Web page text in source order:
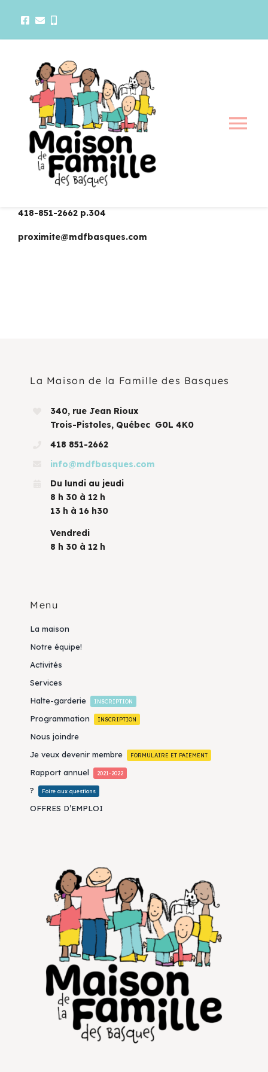
La maison
Activités
OFFRES D’EMPLOI
418-851-2662 p.304
proximite@mdfbasques.com
La Maison de la Famille des Basques
340, rue Jean Rioux
Trois-Pistoles, Québec G0L 4K0
418 851-2662
info@mdfbasques.com
Du lundi au jeudi
8 h 30 à 12 h
13 h à 16 h30
Vendredi
8 h 30 à 12 h
Menu
La maison
Notre équipe!
Activités
Services
Halte-garderie
INSCRIPTION
Programmation INSCRIPTION
Nous joindre
Je veux devenir membre
FORMULAIRE ET PAIEMENT
Rapport annuel 2021-2022
? Foire aux questions
OFFRES D’EMPLOI